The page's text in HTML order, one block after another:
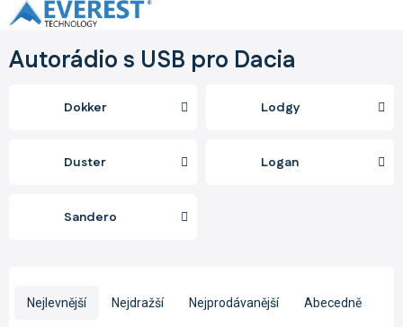
Přejít
na
Autorádio s USB pro Dacia
Dokker Lodgy
Duster Logan
Sandero
Nejlevnější Nejdražší Nejprodávanější Abecedně